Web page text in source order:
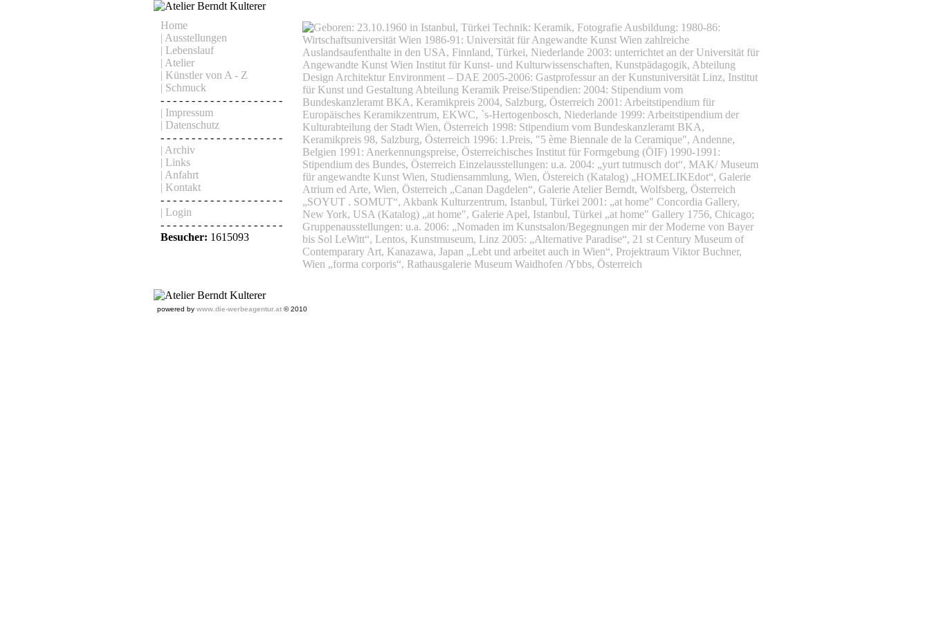
Home
| Ausstellungen
| Lebenslauf
| Atelier
| Künstler von A - Z
| Schmuck
- - - - - - - - - - - - - - - - - - - -
| Impressum
| Datenschutz
- - - - - - - - - - - - - - - - - - - -
| Archiv
| Links
| Anfahrt
| Kontakt
- - - - - - - - - - - - - - - - - - - -
| Login
- - - - - - - - - - - - - - - - - - - -
Besucher: 1615093
powered by www.die-werbeagentur.at © 2010